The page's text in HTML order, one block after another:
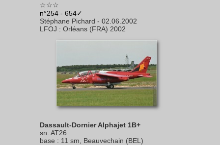
☆☆☆
n°254 - 654✓
Stéphane Pichard - 02.06.2002
LFOJ : Orléans (FRA) 2002
Dassault-Dornier Alphajet 1B+
sn: AT26
base : 11 sm, Beauvechain (BEL)